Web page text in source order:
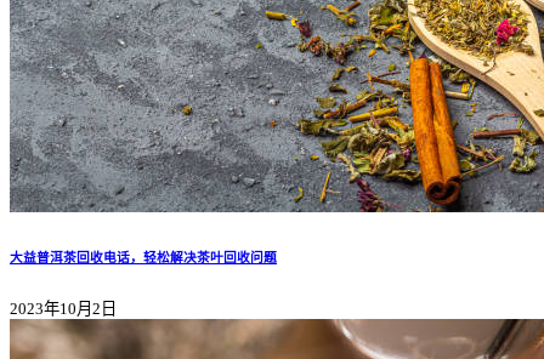
大益普洱茶回收电话，轻松解决茶叶回收问题
2023年10月2日